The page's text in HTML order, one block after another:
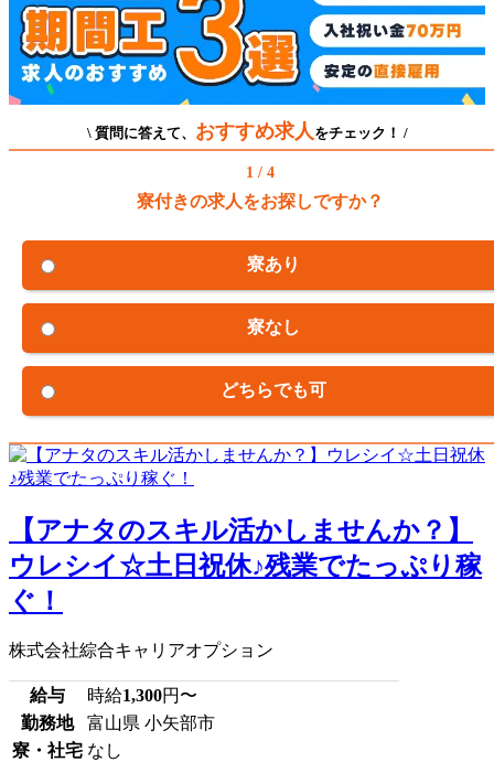
\ 質問に答えて、 おすすめ求人 をチェック！ /
1 / 4
寮付きの求人をお探しですか？
寮あり
寮なし
どちらでも可
【アナタのスキル活かしませんか？】
ウレシイ☆土日祝休♪残業でたっぷり稼
ぐ！
株式会社綜合キャリアオプション
給与 時給1,300円〜
勤務地
富山県 小矢部市
寮・社宅 なし